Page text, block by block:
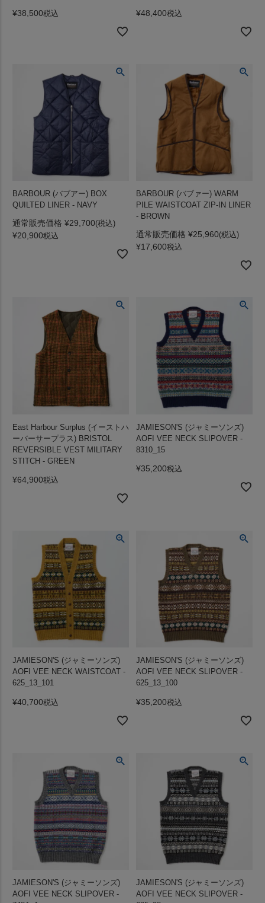
¥38,500税込 ¥48,400税込
BARBOUR (バブアー) BOX
QUILTED LINER - NAVY
通常販売価格 ¥29,700
¥20,900税込
BARBOUR (バブァー) WARM
PILE WAISTCOAT ZIP-IN LINER
- BROWN
通常販売価格 ¥25,960
¥17,600税込
East Harbour Surplus (イーストハ
ーバーサープラス) BRISTOL
REVERSIBLE VEST MILITARY
STITCH - GREEN
¥64,900税込
JAMIESON'S (ジャミーソンズ)
AOFI VEE NECK SLIPOVER -
8310_15
¥35,200税込
JAMIESON'S (ジャミーソンズ)
AOFI VEE NECK WAISTCOAT -
625_13_101
¥40,700税込
JAMIESON'S (ジャミーソンズ)
AOFI VEE NECK SLIPOVER -
625_13_100
¥35,200税込
JAMIESON'S (ジャミーソンズ)
AOFI VEE NECK SLIPOVER -
JAMIESON'S (ジャミーソンズ)
AOFI VEE NECK SLIPOVER -